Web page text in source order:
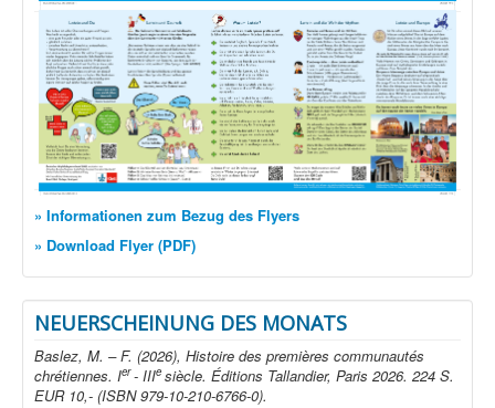
» Informationen zum Bezug des Flyers
» Download Flyer (PDF)
NEUERSCHEINUNG DES MONATS
Baslez, M. – F. (2026), Histoire des premières communautés
chrétiennes. Ier- IIIe siècle. Éditions Tallandier, Paris 2026. 224 S.
EUR 10,- (ISBN 979-10-210-6766-0).